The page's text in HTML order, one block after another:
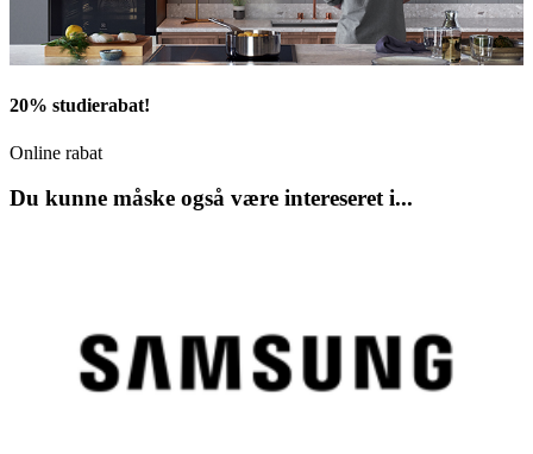
20% studierabat!
Online rabat
Du kunne måske også være intereseret i...